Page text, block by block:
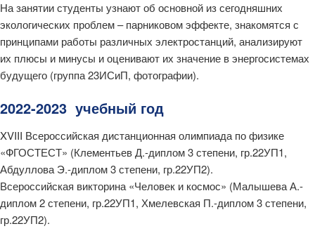
На занятии студенты узнают об основной из сегодняшних
экологических проблем – парниковом эффекте, знакомятся с
принципами работы различных электростанций, анализируют
их плюсы и минусы и оценивают их значение в энергосистемах
будущего (группа 23ИСиП, фотографии).
2022-2023 учебный год
XVIII Всероссийская дистанционная олимпиада по физике
«ФГОСТЕСТ» (Клементьев Д.-диплом 3 степени, гр.22УП1,
Абдуллова Э.-диплом 3 степени, гр.22УП2).
Всероссийская викторина «Человек и космос» (Малышева А.-
диплом 2 степени, гр.22УП1, Хмелевская П.-диплом 3 степени,
гр.22УП2).